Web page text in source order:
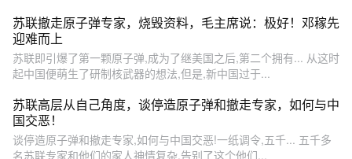
苏联撤走原子弹专家，烧毁资料，毛主席说：极好！邓稼先
迎难而上
苏联即引爆了第一颗原子弹,成为了继美国之后,第二个拥有... 从这时
起中国便萌生了研制核武器的想法,但是,新中国过于...
苏联高层从自己角度，谈停造原子弹和撤走专家，如何与中
国交恶！
谈停造原子弹和撤走专家,如何与中国交恶!一纸调令,五千... 五千多
名苏联专家和他们的家人神情复杂,告别了这个他们...